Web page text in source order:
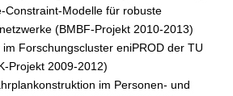
Constraint-Modelle für robuste
(BMBF-Projekt 2010-2013)
Forschungscluster eniPROD der TU
Projekt 2009-2012)
im Personen- und